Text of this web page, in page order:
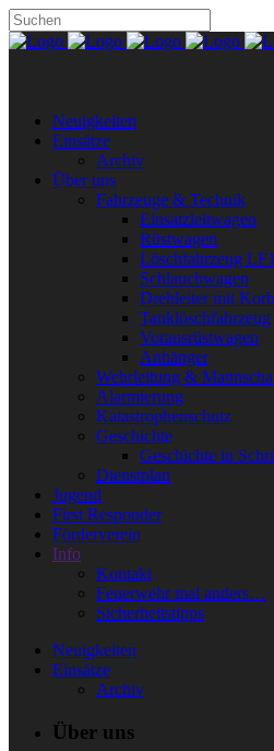
Neuigkeiten
Einsätze
Archiv
Über uns
Fahrzeuge & Technik
Einsatzleitwagen
Rüstwagen
Löschfahrzeug
Schlauchwagen
Drehleiter mit Korb
Tanklöschfahrzeug
Vorausrüstwagen
Anhänger
Wehrleitung &
Alarmierung
Katastrophenschutz
Geschichte
Geschichte in
Dienstplan
Jugend
First Responder
Förderverein
Info
Kontakt
Feuerwehr mal anders…
Sicherheitstipps
Neuigkeiten
Einsätze
Archiv
Über uns